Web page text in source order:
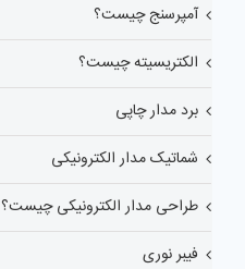
آمپرسنج چیست؟
الکتریسیته چیست؟
برد مدار چاپی
شماتیک مدار الکترونیکی
طراحی مدار الکترونیکی چیست؟
فیبر نوری